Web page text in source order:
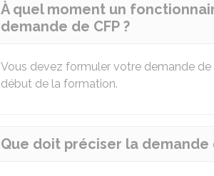
À quel moment un
demande de CFP ?
Vous devez formuler votre demande
début de la formation.
Que doit préciser la